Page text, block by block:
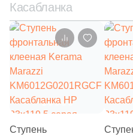
Ocean Ceramic (
One Touch ceramic (31)
Onlygres (39)
Oset (19)
905)
Касабланка
Ступень